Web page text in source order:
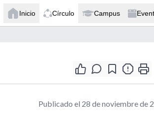
Inicio Círculo Campus
Publicado el 28 de noviembre de